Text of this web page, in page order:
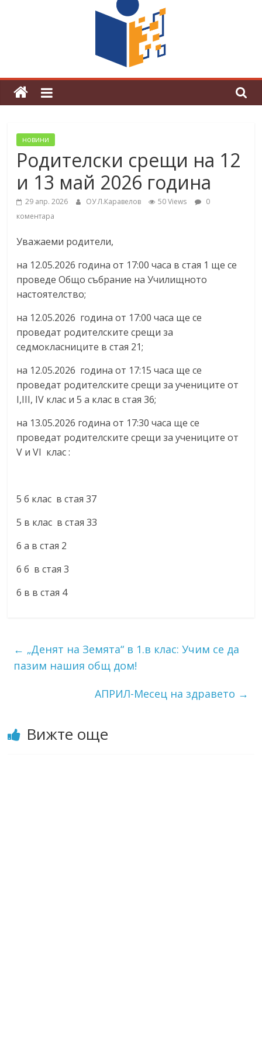
Магията на Андерсен оживя в ОУ
„Любен Каравелов“
новини
Родителски срещи на 12
и 13 май 2026 година
29 апр. 2026 ОУ Л.Каравелов 50 Views
0
коментара
Уважаеми родители,
на 12.05.2026 година от 17:00 часа в стая 1 ще се
проведе Общо събрание на Училищното
настоятелство;
на 12.05.2026 година от 17:00 часа ще се
проведат родителските срещи за
седмокласниците в стая 21;
на 12.05.2026 година от 17:15 часа ще се
проведат родителските срещи за учениците от
I,III, IV клас и 5 а клас в стая 36;
на 13.05.2026 година от 17:30 часа ще се
проведат родителските срещи за учениците от
V и VI клас :
5 б клас в стая 37
5 в клас в стая 33
6 а в стая 2
6 б в стая 3
6 в в стая 4
← „Денят на Земята“ в 1.в клас: Учим се да
пазим нашия общ дом!
АПРИЛ-Месец на здравето →
Вижте още